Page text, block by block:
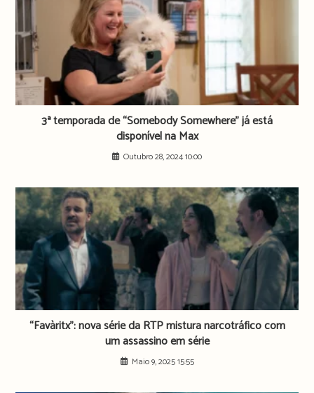
3ª temporada de “Somebody Somewhere” já está
disponível na Max
Outubro 28, 2024 10:00
“Favàritx”: nova série da RTP mistura narcotráfico com
um assassino em série
Maio 9, 2025 15:55